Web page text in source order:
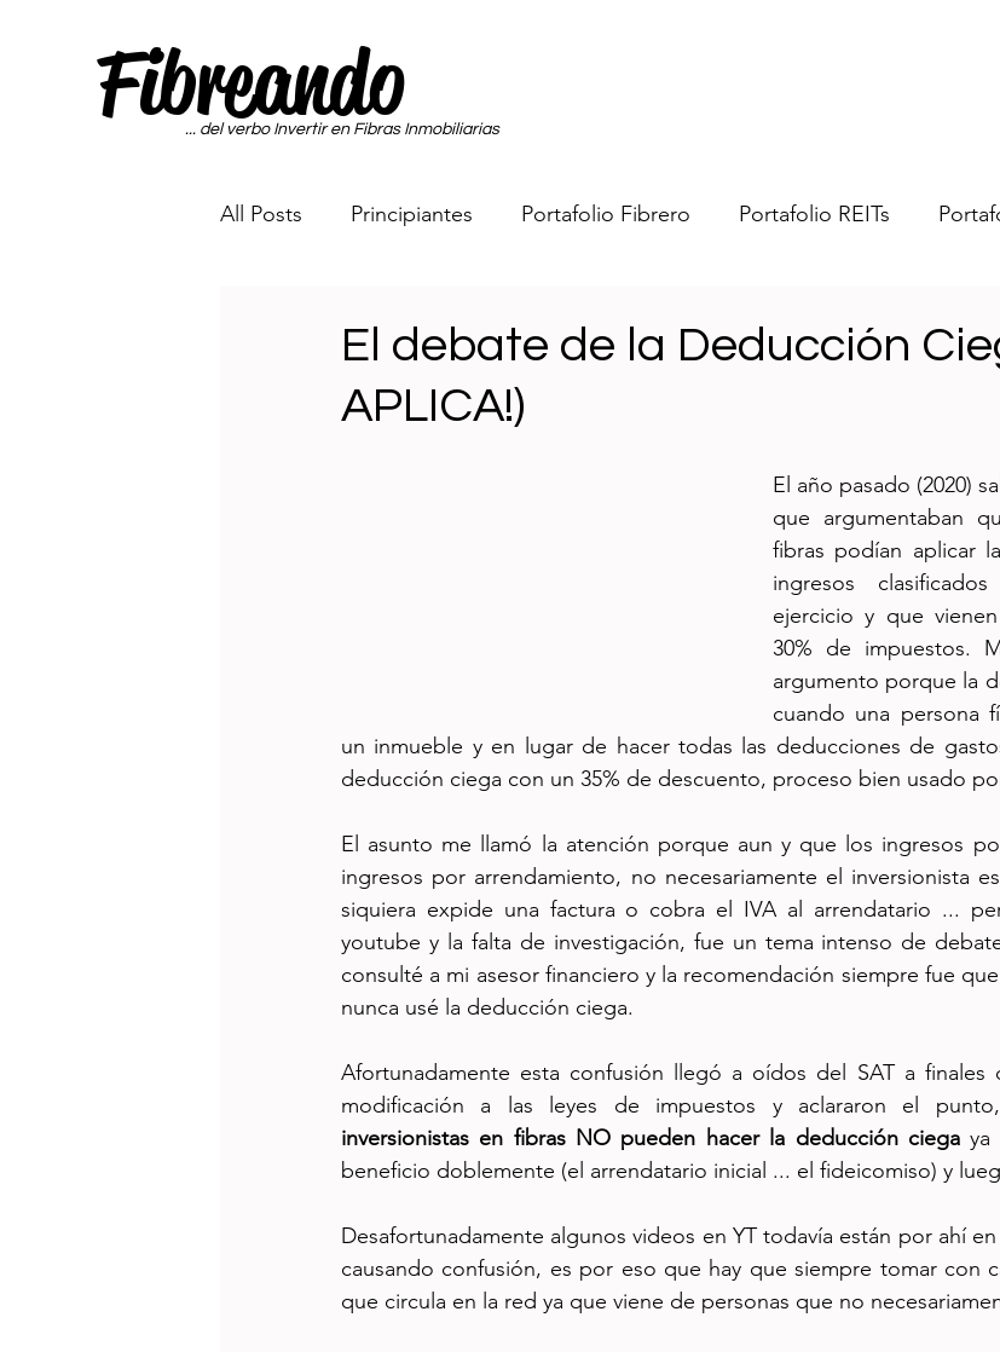
Fibreando
... del verbo Invertir en Fibras Inmobiliarias
All Posts Principiantes Portafolio Fibrero Portafolio REITs
Maquina Generadora de Dinero
El debate de la Deducción
APLICA!)
El año pasado (2020)
que argumentaban
fibras podían aplicar
ingresos
ejercicio y que
30% de impuestos.
argumento porque la
cuando una persona
un inmueble y en lugar de hacer todas las deducciones de
deducción ciega con un 35% de descuento, proceso bien usado
El asunto me llamó la atención porque aun y que los ingresos
ingresos por arrendamiento, no necesariamente el inversionista
siquiera expide una factura o cobra el IVA al arrendatario ...
youtube y la falta de investigación, fue un tema intenso de
consulté a mi asesor financiero y la recomendación siempre fue
nunca usé la deducción ciega.
Afortunadamente esta confusión llegó a oídos del SAT a finales
modificación a las leyes de impuestos y aclararon el
inversionistas en fibras NO pueden hacer la deducción ciega ya
beneficio doblemente (el arrendatario inicial ... el fideicomiso) y
Desafortunadamente algunos videos en YT todavía están por ahí
causando confusión, es por eso que hay que siempre tomar con
que circula en la red ya que viene de personas que no